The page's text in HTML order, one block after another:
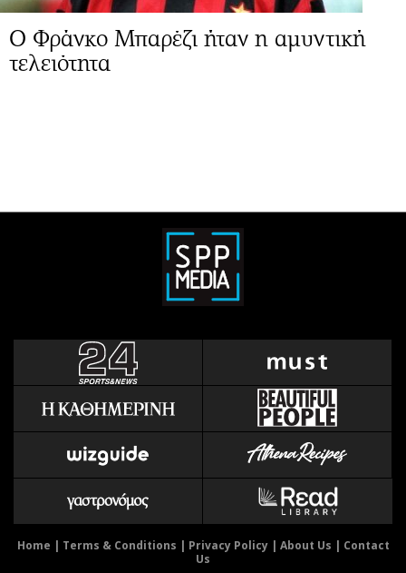
Ο Φράνκο Μπαρέζι ήταν η αμυντική
τελειότητα
Home | Terms & Conditions | Privacy Policy| About Us | Contact
Us